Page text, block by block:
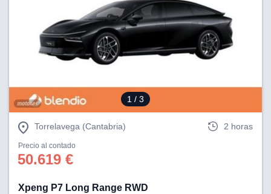
1 / 3
Torrelavega (Cantabria) 2 horas
Precio al contado
50.619 €
Xpeng P7 Long Range RWD